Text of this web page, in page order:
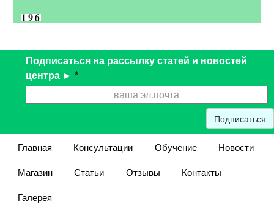
Подписаться на рассылку статей и новостей
центра ► *
Подписаться
Главная Консультации Обучение
Новости
Магазин
Статьи Отзывы
Контакты
Галерея